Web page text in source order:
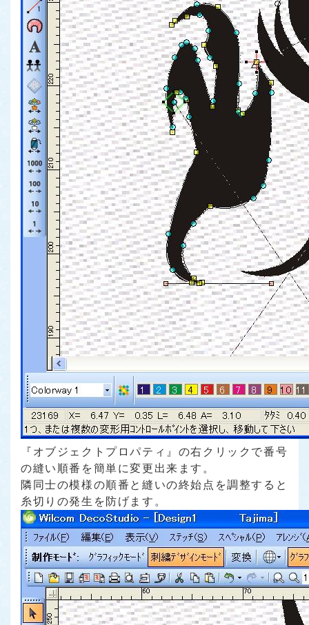
『オブジェクトプロパティ』の右クリックで番号
の縫い順番を簡単に変更出来ます。
隣同士の模様の順番と縫いの終始点を調整すると
糸切りの発生を防げます。